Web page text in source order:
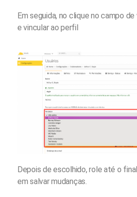
Em seguida, no clique no campo
e vincular ao perfil
Depois de escolhido, role até o
em salvar mudanças.